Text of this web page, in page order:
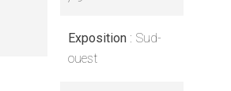
Exposition
Sud-
ouest